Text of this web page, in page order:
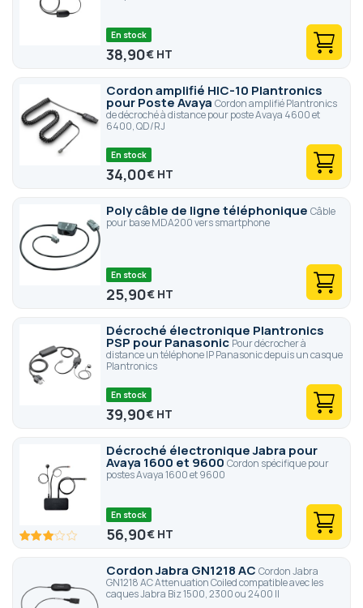
En stock
38,90€
Cordon amplifié HIC-10 Plantronics
pour Poste Avaya Cordon amplifié Plantronics
de décroché à distance pour poste Avaya 4600 et
6400, QD/RJ
En stock
34,00€
Poly câble de ligne téléphonique Câble
pour base MDA200 vers smartphone
En stock
25,90€
Décroché électronique Plantronics
PSP pour Panasonic Pour décrocher à
distance un téléphone IP Panasonic depuis un casque
Plantronics
En stock
39,90€
Décroché électronique Jabra pour
Avaya 1600 et 9600 Cordon spécifique pour
postes Avaya 1600 et 9600
60 100
En stock
56,90€
Cordon Jabra GN1218 AC Cordon Jabra
GN1218 AC Attenuation Coiled compatible avec les
caques Jabra Biz 1500, 2300 ou 2400 II